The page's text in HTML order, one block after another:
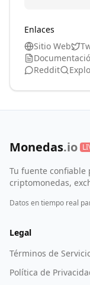
Enlaces
Sitio Web
Reddit
Monedas.io
Tu fuente
criptomonedas,
Datos en tiempo real
Legal
Términos de
Política de